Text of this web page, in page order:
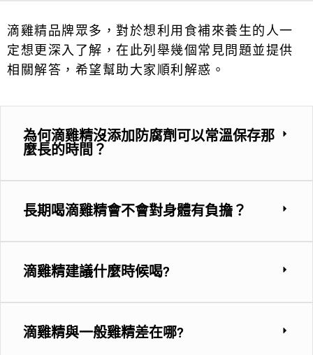
滴雞精品牌眾多，對於想利用食補來養生的人一
定想更深入了解，在此列舉幾個常見問題並提供
相關解答，希望幫助大家順利解惑。
為何滴雞精沒添加防腐劑可以常溫保存那
麼長的時間？
長期喝滴雞精會不會對身體有負擔？
滴雞精建議什麼時候喝?
滴雞精與一般雞精差在哪?